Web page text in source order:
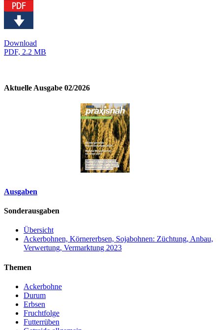
Download
PDF, 2.2 MB
Aktuelle Ausgabe 02/2026
Ausgaben
Sonderausgaben
Übersicht
Ackerbohnen, Körnererbsen, Sojabohnen: Züchtung, Anbau,
Verwertung, Vermarktung 2023
Themen
Ackerbohne
Durum
Erbsen
Fruchtfolge
Futterrüben